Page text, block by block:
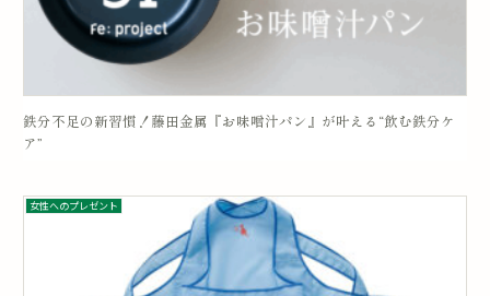
鉄分不足の新習慣！藤田金属『お味噌汁パン』が叶える“飲む鉄分ケ
ア”
女性へのプレゼント